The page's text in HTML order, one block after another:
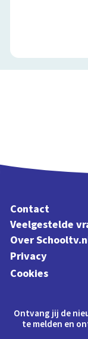
Contact
Veelgestelde
Over
Privacy
Cookies
Ontvang jij de
te melden en